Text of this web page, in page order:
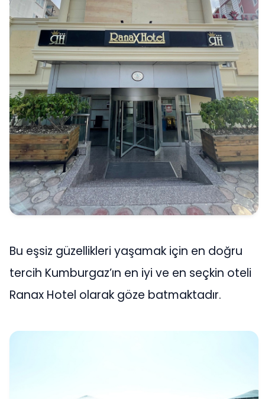
Bu eşsiz güzellikleri yaşamak için en doğru
tercih Kumburgaz’ın en iyi ve en seçkin oteli
Ranax Hotel olarak göze batmaktadır.